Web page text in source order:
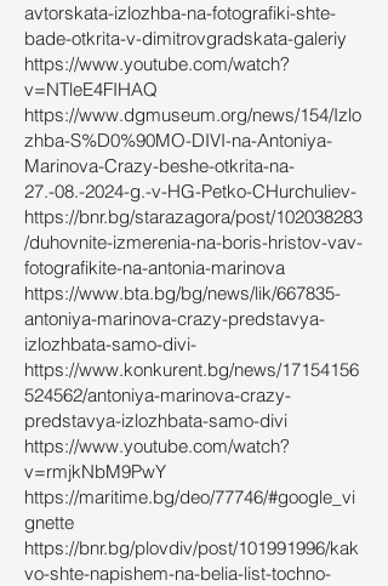
avtorskata-izlozhba-na-fotografiki-shte-
bade-otkrita-v-dimitrovgradskata-galeriy
https://www.youtube.com/watch?
v=NTleE4FIHAQ
https://www.dgmuseum.org/news/154/Izlo
zhba-S%D0%90MO-DIVI-na-Antoniya-
Marinova-Crazy-beshe-otkrita-na-
27.-08.-2024-g.-v-HG-Petko-CHurchuliev-
https://bnr.bg/starazagora/post/102038283
/duhovnite-izmerenia-na-boris-hristov-vav-
fotografikite-na-antonia-marinova
https://www.bta.bg/bg/news/lik/667835-
antoniya-marinova-crazy-predstavya-
izlozhbata-samo-divi-
https://www.konkurent.bg/news/17154156
524562/antoniya-marinova-crazy-
predstavya-izlozhbata-samo-divi
https://www.youtube.com/watch?
v=rmjkNbM9PwY
https://maritime.bg/deo/77746/#google_vi
gnette
https://bnr.bg/plovdiv/post/101991996/kak
vo-shte-napishem-na-belia-list-tochno-